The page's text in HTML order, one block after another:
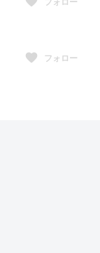
フォロー
フォロー